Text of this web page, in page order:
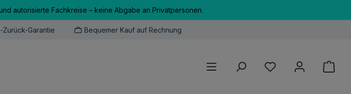
autorisierte Fachkreise – keine Abgabe an Privatpersonen.
Zurück-Garantie Bequemer Kauf auf Rechnung
Du hast 0 Produkte